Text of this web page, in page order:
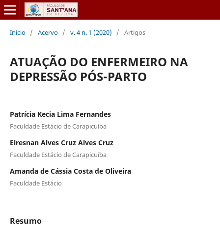
Início / Acervo / v. 4 n. 1 (2020) / Artigos
ATUAÇÃO DO ENFERMEIRO NA
DEPRESSÃO PÓS-PARTO
Patrícia Kecia Lima Fernandes
Faculdade Estácio de Carapicuíba
Eiresnan Alves Cruz Alves Cruz
Faculdade Estácio de Carapicuíba
Amanda de Cássia Costa de Oliveira
Faculdade Estácio
Resumo